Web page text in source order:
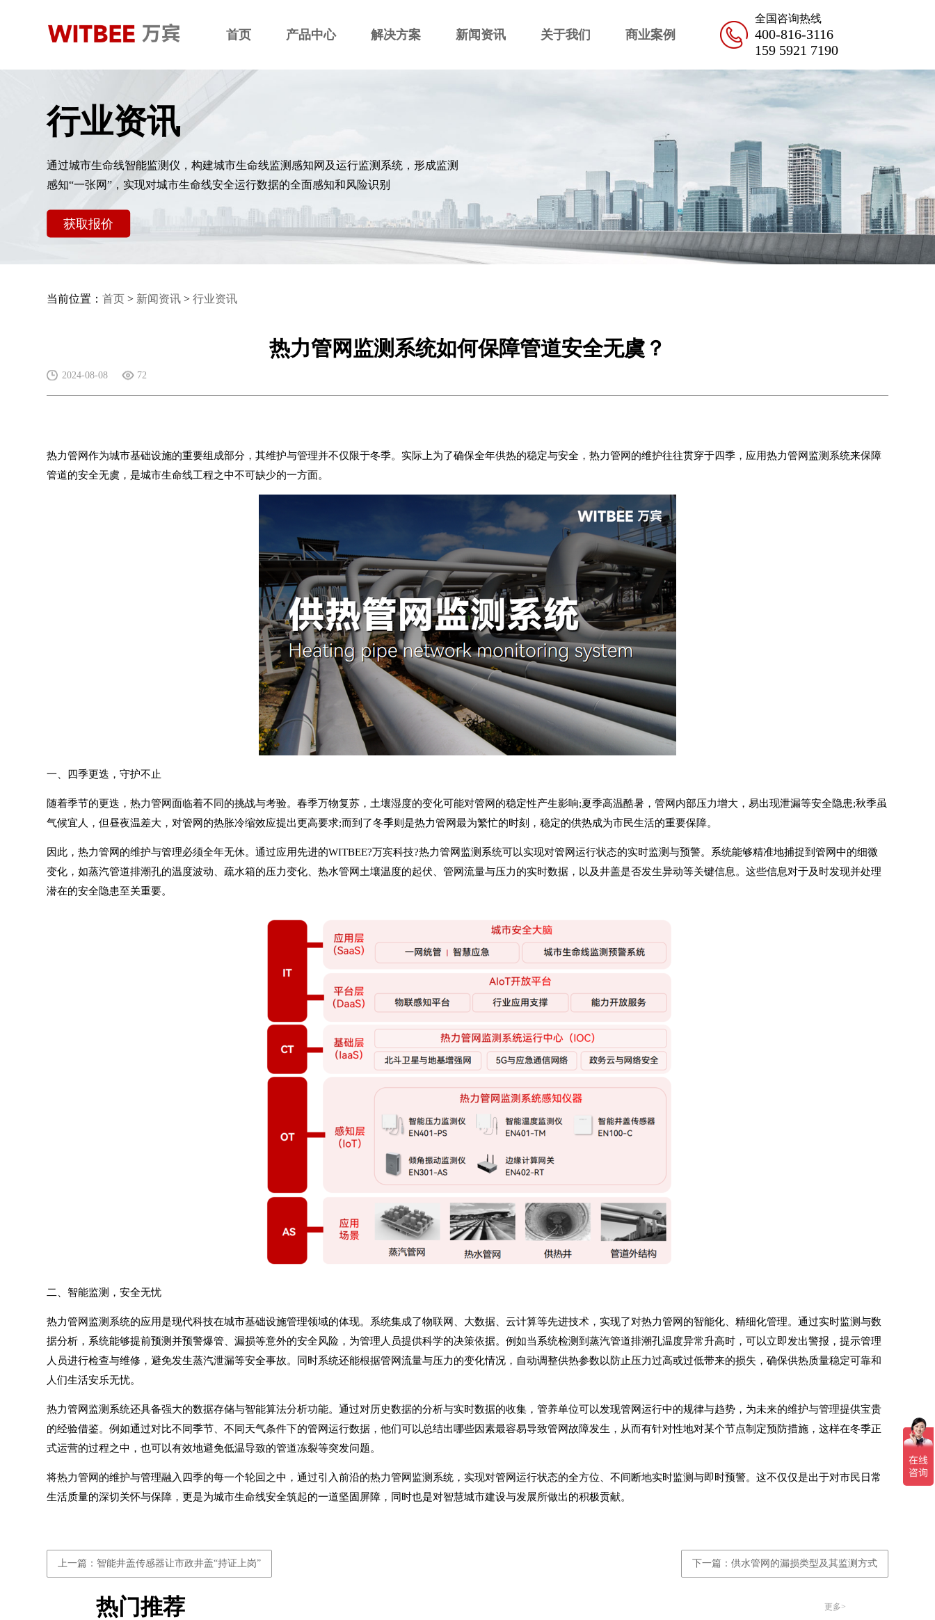
首页 产品中心 解决方案 新闻资讯 关于我们 商业案例
全国咨询热线
400-816-3116
159 5921 7190
行业资讯
通过城市生命线智能监测仪，构建城市生命线监测感知网及运行监测系统，形成监测
感知“一张网”，实现对城市生命线安全运行数据的全面感知和风险识别
获取报价
当前位置：首页 > 新闻资讯 >行业资讯
热力管网监测系统如何保障管道安全无虞？
2024-08-08 72
热力管网作为城市基础设施的重要组成部分，其维护与管理并不仅限于冬季。实际上为了确保全年供热的稳定与安全，热力管网的维护往往贯穿于四季，应用热力管网监测系统来保障
管道的安全无虞，是城市生命线工程之中不可缺少的一方面。
一、四季更迭，守护不止
随着季节的更迭，热力管网面临着不同的挑战与考验。春季万物复苏，土壤湿度的变化可能对管网的稳定性产生影响;夏季高温酷暑，管网内部压力增大，易出现泄漏等安全隐患;秋季虽
气候宜人，但昼夜温差大，对管网的热胀冷缩效应提出更高要求;而到了冬季则是热力管网最为繁忙的时刻，稳定的供热成为市民生活的重要保障。
因此，热力管网的维护与管理必须全年无休。通过应用先进的WITBEE?万宾科技?热力管网监测系统可以实现对管网运行状态的实时监测与预警。系统能够精准地捕捉到管网中的细微
变化，如蒸汽管道排潮孔的温度波动、疏水箱的压力变化、热水管网土壤温度的起伏、管网流量与压力的实时数据，以及井盖是否发生异动等关键信息。这些信息对于及时发现并处理
潜在的安全隐患至关重要。
二、智能监测，安全无忧
热力管网监测系统的应用是现代科技在城市基础设施管理领域的体现。系统集成了物联网、大数据、云计算等先进技术，实现了对热力管网的智能化、精细化管理。通过实时监测与数
据分析，系统能够提前预测并预警爆管、漏损等意外的安全风险，为管理人员提供科学的决策依据。例如当系统检测到蒸汽管道排潮孔温度异常升高时，可以立即发出警报，提示管理
人员进行检查与维修，避免发生蒸汽泄漏等安全事故。同时系统还能根据管网流量与压力的变化情况，自动调整供热参数以防止压力过高或过低带来的损失，确保供热质量稳定可靠和
人们生活安乐无忧。
热力管网监测系统还具备强大的数据存储与智能算法分析功能。通过对历史数据的分析与实时数据的收集，管养单位可以发现管网运行中的规律与趋势，为未来的维护与管理提供宝贵
的经验借鉴。例如通过对比不同季节、不同天气条件下的管网运行数据，他们可以总结出哪些因素最容易导致管网故障发生，从而有针对性地对某个节点制定预防措施，这样在冬季正
式运营的过程之中，也可以有效地避免低温导致的管道冻裂等突发问题。
将热力管网的维护与管理融入四季的每一个轮回之中，通过引入前沿的热力管网监测系统，实现对管网运行状态的全方位、不间断地实时监测与即时预警。这不仅仅是出于对市民日常
生活质量的深切关怀与保障，更是为城市生命线安全筑起的一道坚固屏障，同时也是对智慧城市建设与发展所做出的积极贡献。
上一篇：智能井盖传感器让市政井盖“持证上岗” 下一篇：供水管网的漏损类型及其监测方式
热门推荐 更多>